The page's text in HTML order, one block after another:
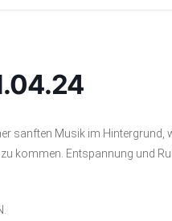
sanften Musik im
kommen. Entspannung und